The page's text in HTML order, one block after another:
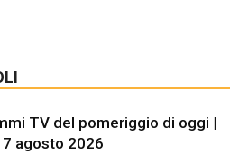
TV del pomeriggio di oggi |
agosto 2026